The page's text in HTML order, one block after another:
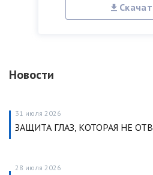
Новости
31 июля 2026
ЗАЩИТА ГЛАЗ, КОТОРАЯ НЕ
28 июля 2026